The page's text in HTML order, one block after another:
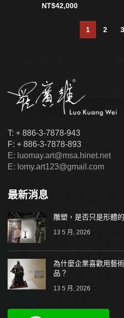
NT$42,000
1 2 3
T: + 886-3-7878-943
F: + 886-3-7878-893
E: luomay.art@msa.hinet.net
E: lomy.art123@gmail.com
最新消息
雕塑，是否只是形體
13 5 月, 2026
為什麼企業喜歡用藝
品？
13 5 月, 2026